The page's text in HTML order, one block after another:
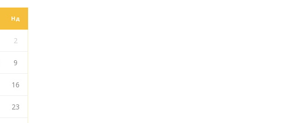
Нд
2
9
16
23